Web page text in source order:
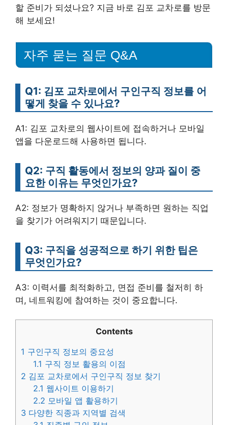
할 준비가 되셨나요? 지금 바로 김포 교차로를 방문
해 보세요!
자주 묻는 질문 Q&A
Q1: 김포 교차로에서 구인구직 정보를 어
떻게 찾을 수 있나요?
A1: 김포 교차로의 웹사이트에 접속하거나 모바일
앱을 다운로드해 사용하면 됩니다.
Q2: 구직 활동에서 정보의 양과 질이 중
요한 이유는 무엇인가요?
A2: 정보가 명확하지 않거나 부족하면 원하는 직업
을 찾기가 어려워지기 때문입니다.
Q3: 구직을 성공적으로 하기 위한 팁은
무엇인가요?
A3: 이력서를 최적화하고, 면접 준비를 철저히 하
며, 네트워킹에 참여하는 것이 중요합니다.
Contents
1 구인구직 정보의 중요성
1.1 구직 정보 활용의 이점
2 김포 교차로에서 구인구직 정보 찾기
2.1 웹사이트 이용하기
2.2 모바일 앱 활용하기
3 다양한 직종과 지역별 검색